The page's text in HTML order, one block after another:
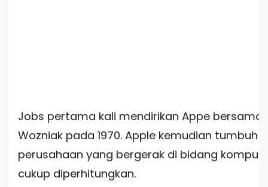
Jobs pertama kali mendirikan Appe bersama
Wozniak pada 1970. Apple kemudian tumbuh
perusahaan yang bergerak di bidang
cukup diperhitungkan.